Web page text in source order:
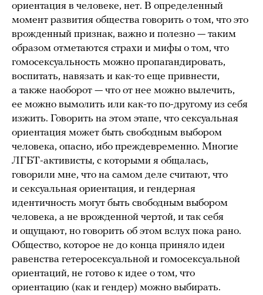
ориентация в человеке, нет. В определенный
момент развития общества говорить о том, что это
врожденный признак, важно и полезно — таким
образом отметаются страхи и мифы о том, что
гомосексуальность можно пропагандировать,
воспитать, навязать и как-то еще привнести,
а также наоборот — что от нее можно вылечить,
ее можно вымолить или как-то по-другому из себя
изжить. Говорить на этом этапе, что сексуальная
ориентация может быть свободным выбором
человека, опасно, ибо преждевременно. Многие
ЛГБТ-активисты, с которыми я общалась,
говорили мне, что на самом деле считают, что
и сексуальная ориентация, и гендерная
идентичность могут быть свободным выбором
человека, а не врожденной чертой, и так себя
и ощущают, но говорить об этом вслух пока рано.
Общество, которое не до конца приняло идеи
равенства гетеросексуальной и гомосексуальной
ориентаций, не готово к идее о том, что
ориентацию (как и гендер) можно выбирать.